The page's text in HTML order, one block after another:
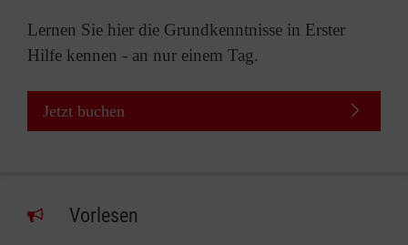
Lernen Sie hier die Grundkenntnisse in Erster
Hilfe kennen - an nur einem Tag.
Jetzt buchen
Vorlesen